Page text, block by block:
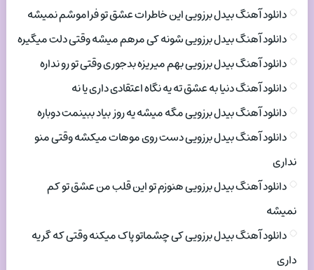
دانلود آهنگ بیدل برزویی این خاطرات عشق تو فراموشم نمیشه
دانلود آهنگ بیدل برزویی شونه کی مرهم میشه وقتی دلت میگیره
دانلود آهنگ بیدل برزویی بهم میریزه بدجوری وقتی تو رو نداره
دانلود آهنگ دنیا به عشق ته یه نگاه اعتقادی داری یا نه
دانلود آهنگ بیدل برزویی مگه میشه یه روز بیاد ببینمت دوباره
دانلود آهنگ بیدل برزویی دست روی موهات میکشه وقتی منو
نداری
دانلود آهنگ بیدل برزویی هنوزم تو این قلب من عشق تو کم
نمیشه
دانلود آهنگ بیدل برزویی کی چشماتو پاک میکنه وقتی که گریه
داری